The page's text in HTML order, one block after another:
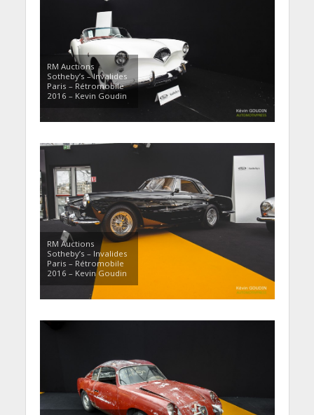
RM Auctions
Sotheby’s – Invalides
Paris – Rétromobile
2016 – Kevin Goudin
RM Auctions
Sotheby’s – Invalides
Paris – Rétromobile
2016 – Kevin Goudin